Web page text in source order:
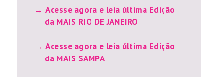
Acesse agora e leia última Edição
da MAIS RIO DE JANEIRO
Acesse agora e leia última Edição
da MAIS SAMPA